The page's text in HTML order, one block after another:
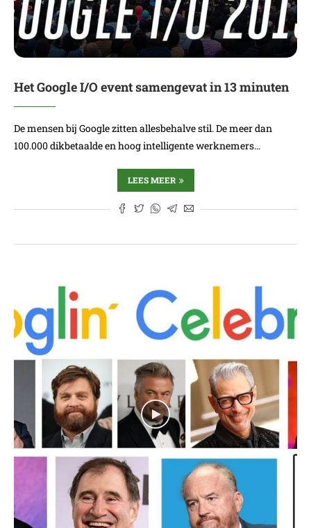
Het Google I/O event samengevat in 13 minuten
De mensen bij Google zitten allesbehalve stil. De meer dan
100.000 dikbetaalde en hoog intelligente werknemers…
LEES MEER